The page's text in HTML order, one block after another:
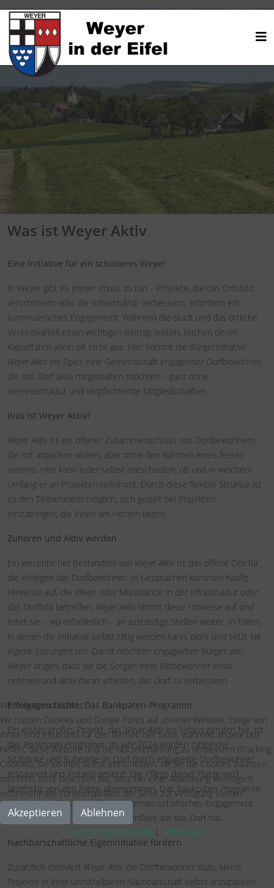
Was ist Weyer Aktiv
Eine Initiative für ein schöneres Weyer
In Weyer gibt es immer etwas zu tun – Projekte, die das Ortsbild
verschönern oder die Infrastruktur verbessern, erfordern ein
kontinuierliches Engagement. Während die Stadt und das örtliche
Vereinskartell einen wichtigen Beitrag leisten, reichen deren
Kapazitäten allein oft nicht aus. Hier kommt die Bürgerinitiative
Weyer Aktiv ins Spiel: eine Gemeinschaft engagierter Dorfbewohner,
die das Dorf aktiv mitgestalten möchten – ganz ohne
Vereinsstruktur und verpflichtende Mitgliedschaften.
Was ist Weyer Aktiv?
Weyer Aktiv ist ein offener Zusammenschluss von Dorfbewohnern,
die mit anpacken wollen, aber ohne den Rahmen eines festen
Vereins. Hier kann jeder selbst entscheiden, ob und in welchem
Umfang er an Projekten teilnimmt. Durch diese flexible Struktur ist
es den Teilnehmern möglich, sich gezielt bei Projekten
einzubringen, die ihnen am Herzen liegen.
Zuhören und Aktiv werden
Ein wesentlicher Bestandteil von Weyer Aktiv ist das offene Ohr für
die Anliegen der Dorfbewohner. In Gesprächen kommen häufig
Hinweise auf, die Ideen oder Missstände in der Infrastruktur oder
das Dorfbild betreffen. Weyer Aktiv nimmt diese Hinweise auf und
leitet sie – wo erforderlich – an zuständige Stellen weiter. In Fällen,
in denen die Initiative selbst tätig werden kann, plant und setzt sie
eigene Lösungen um. Damit möchten engagierten Bürger von
Weyer zeigen, dass sie die Sorgen ihrer Mitbewohner ernst
nehmen und aktiv daran arbeiten, das Dorf zu verbessern.
Erfolgsgeschichte: Das Bankpaten-Programm
Ein erstes großes Projekt, dasWeyer Aktiv ins Leben gerufen hat, ist
das Bankpaten-Programm. Im Jahr 2024 wurden zahlreiche
Sitzbänke und Ruheorte im Dorf durch engagierte Dorfbewohner
restauriert und instand gesetzt. Die Pflege dieser Plätze wird
langfristig von den Paten übernommen. Das Bankpaten-Programm
ist ein tolles Beispiel dafür, was gemeinschaftliches Engagement
erreichen kann – und positiven Einfluss auf das Dorf hat.
Nachbarschaftliche Eigeninitiative fördern
Zusätzlich motiviert Weyer Aktiv die Dorfbewohner dazu, kleine
Projekte in ihrer unmittelbaren Nachbarschaft selbst anzupacken.
Wir benutzen Cookies
Wir nutzen Cookies und Google Fonts auf unserer Website. Einige von
ihnen sind essenziell für den Betrieb der Seite, während andere uns
helfen, diese Website und die Nutzererfahrung zu verbessern (Tracking
Cookies). Sie können selbst entscheiden, ob Sie die Cookies zulassen
möchten. Bitte beachten Sie, dass bei einer Ablehnung womöglich
nicht mehr alle Funktionalitäten der Seite zur Verfügung stehen.
Akzeptieren Ablehnen
Datenschutzerklärung | Impressum